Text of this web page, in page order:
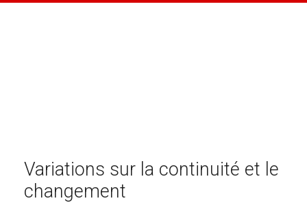
Variations sur la continuité et le
changement